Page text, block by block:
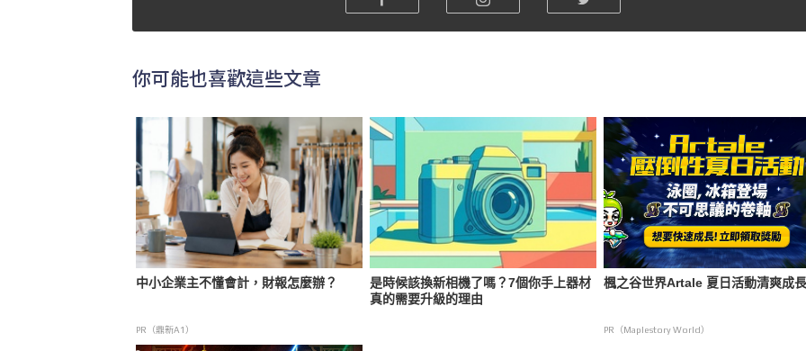
你可能也喜歡這些文章
中小企業主不懂會計，財報怎麼辦？
PR（鼎新A1）
是時候該換新相機了嗎？7個你手上器材
真的需要升級的理由
楓之谷世界Artale 夏日活動清爽成長
PR（Maplestory World）